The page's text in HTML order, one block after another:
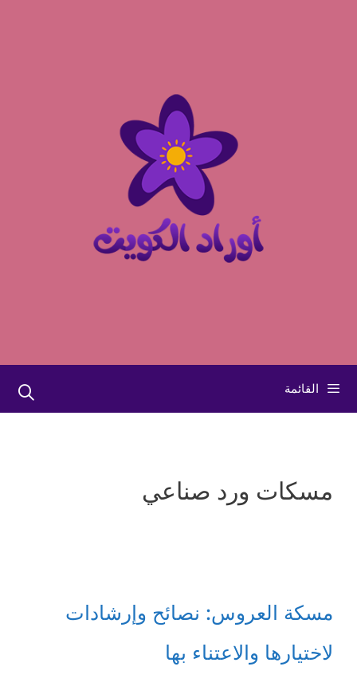
القائمة
مسكات ورد صناعي
مسكة العروس: نصائح وإرشادات
لاختيارها والاعتناء بها